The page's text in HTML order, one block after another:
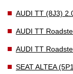
AUDI TT (8J3)
AUDI TT
AUDI TT
SEAT ALTEA